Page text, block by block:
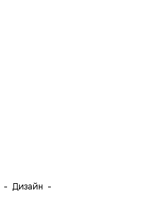
Дизайн